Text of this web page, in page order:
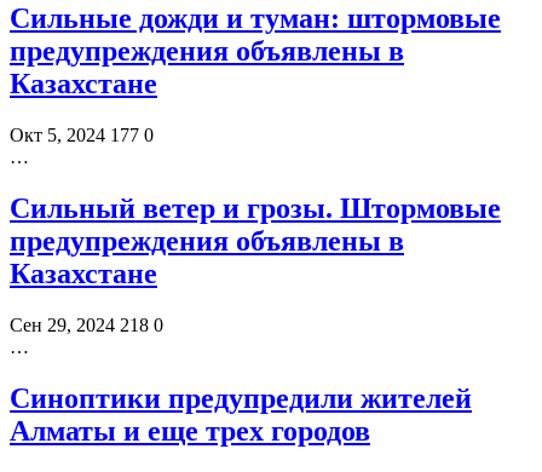
Сильные дожди и туман: штормовые
предупреждения объявлены в
Казахстане
Окт 5, 2024 177 0
…
Сильный ветер и грозы. Штормовые
предупреждения объявлены в
Казахстане
Сен 29, 2024 218 0
…
Синоптики предупредили жителей
Алматы и еще трех городов